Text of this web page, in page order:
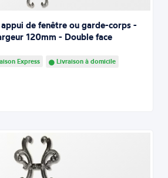
de fenêtre ou garde-corps -
120mm - Double face
Express Livraison à domicile